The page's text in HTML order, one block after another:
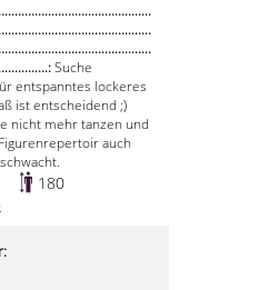
Suche
entspanntes lockeres
ist entscheidend ;)
nicht mehr tanzen und
auch
180